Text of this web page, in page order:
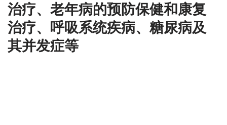
治疗、老年病的预防保健和康复
治疗、呼吸系统疾病、糖尿病及
其并发症等